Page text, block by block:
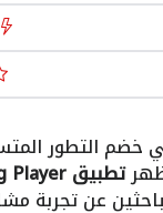
تطبيق Viking Player
عن تجربة